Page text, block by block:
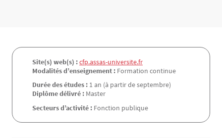
Site(s) web(s) :cfp.assas-universite.fr
Modalités d’enseignement : Formation continue
Durée des études : 1 an (à partir de septembre)
Diplôme délivré : Master
Secteurs d’activité : Fonction publique